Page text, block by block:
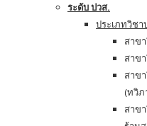
ระดับ ปวส.
ประเภทวิชา
สาข
สาข
สาข
(ทวิภ
สาข